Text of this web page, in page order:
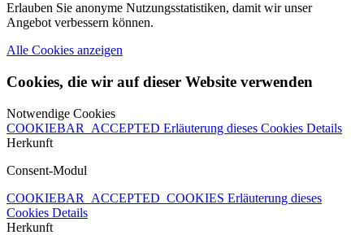
Erlauben Sie anonyme Nutzungsstatistiken, damit wir unser
Angebot verbessern können.
Alle Cookies anzeigen
Cookies, die wir auf dieser Website verwenden
Notwendige Cookies
COOKIEBAR_ACCEPTED Erläuterung dieses Cookies Details
Herkunft
Consent-Modul
COOKIEBAR_ACCEPTED_COOKIES Erläuterung dieses
Cookies Details
Herkunft